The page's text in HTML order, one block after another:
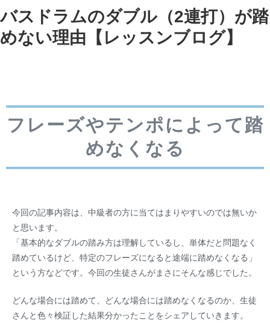
バスドラムのダブル（2連打）が踏
めない理由【レッスンブログ】
フレーズやテンポによって踏
めなくなる
今回の記事内容は、中級者の方に当てはまりやすいのでは無いか
と思います。
「基本的なダブルの踏み方は理解しているし、単体だと問題なく
踏めているけど、特定のフレーズになると途端に踏めなくなる」
という方などです。今回の生徒さんがまさにそんな感じでした。
どんな場合には踏めて、どんな場合には踏めなくなるのか、生徒
さんと色々検証した結果分かったことをシェアしていきます。